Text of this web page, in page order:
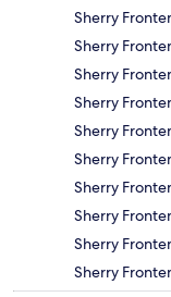
Sherry
Sherry
Sherry
Sherry
Sherry
Sherry
Sherry
Sherry
Sherry
Sherry